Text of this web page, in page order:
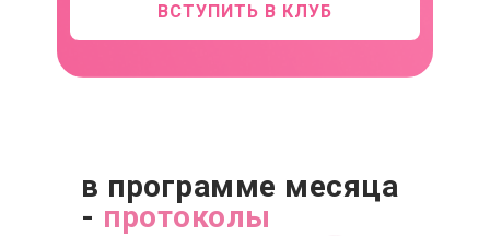
ВСТУПИТЬ В КЛУБ
в программе месяца
- протоколы